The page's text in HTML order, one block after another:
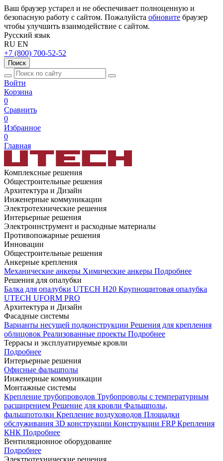
Ваш браузер устарел и не обеспечивает полноценную и
безопасную работу с сайтом. Пожалуйста обновите браузер
чтобы улучшить взаимодействие с сайтом.
Русский язык
RU EN
+7 (800) 700-52-52
Поиск
Войти
Корзина
0
Сравнить
0
Избранное
0
Главная
Комплексные решения
Общестроительные решения
Архитектура и Дизайн
Инженерные коммуникации
Электротехнические решения
Интерьерные решения
Электроинструмент и расходные материалы
Противопожарные решения
Инновации
Общестроительные решения
Анкерные крепления
Механические анкеры Химические анкеры Подробнее
Решения для опалубки
Балка для опалубки UTECH H20 Крупнощитовая опалубка
UTECH UFORM PRO
Архитектура и Дизайн
Фасадные системы
Варианты несущей подконструкции Решения для крепления
облицовок Реализованные проекты Подробнее
Террасы и эксплуатируемые кровли
Подробнее
Интерьерные решения
Офисные фальшполы
Инженерные коммуникации
Монтажные системы
Крепление трубопроводов Трубопроводы с температурным
расширением Решение для кровли Фальшполы,
фальшпотолки Крепление воздуховодов Площадки
обслуживания 3D конструкции Конструкции FRPКрепления
КНК Подробнее
Вентиляционное оборудование
Подробнее
Электротехнические решения